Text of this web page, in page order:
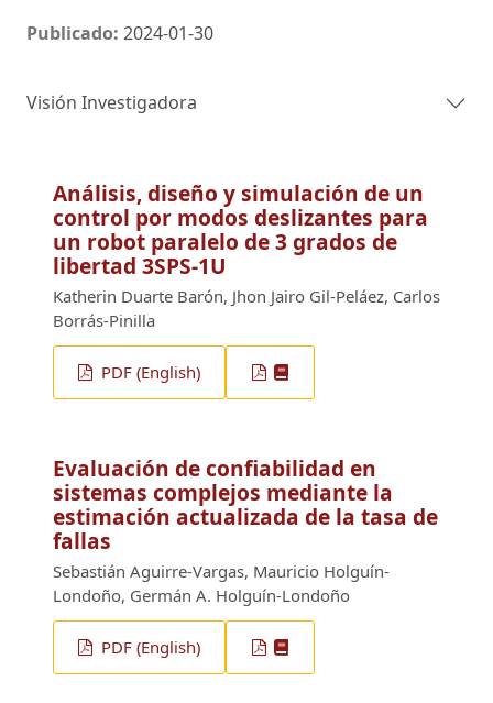
Publicado: 2024-01-30
Visión Investigadora
Análisis, diseño y simulación de un
control por modos deslizantes para
un robot paralelo de 3 grados de
libertad 3SPS-1U
Katherin Duarte Barón, Jhon Jairo Gil-Peláez, Carlos
Borrás-Pinilla
PDF (English)
Evaluación de confiabilidad en
sistemas complejos mediante la
estimación actualizada de la tasa de
fallas
Sebastián Aguirre-Vargas, Mauricio Holguín-
Londoño, Germán A. Holguín-Londoño
PDF (English)